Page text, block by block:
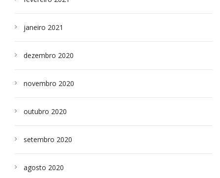
janeiro 2021
dezembro 2020
novembro 2020
outubro 2020
setembro 2020
agosto 2020